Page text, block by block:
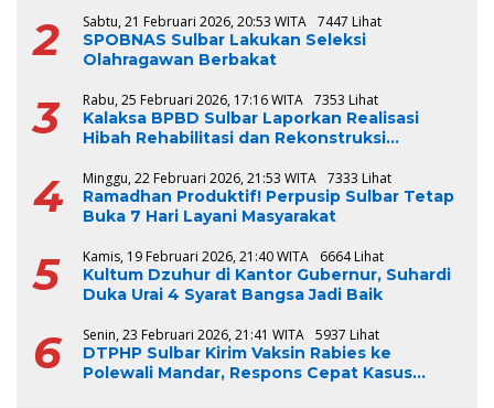
2 Sabtu, 21 Februari 2026, 20:53 WITA 7447 Lihat
SPOBNAS Sulbar Lakukan Seleksi
Olahragawan Berbakat
3 Rabu, 25 Februari 2026, 17:16 WITA 7353 Lihat
Kalaksa BPBD Sulbar Laporkan Realisasi
Hibah Rehabilitasi dan Rekonstruksi
4 Minggu, 22 Februari 2026, 21:53 WITA 7333 Lihat
Ramadhan Produktif! Perpusip Sulbar Tetap
Buka 7 Hari Layani Masyarakat
5 Kamis, 19 Februari 2026, 21:40 WITA 6664 Lihat
Kultum Dzuhur di Kantor Gubernur, Suhardi
Duka Urai 4 Syarat Bangsa Jadi Baik
6 Senin, 23 Februari 2026, 21:41 WITA 5937 Lihat
DTPHP Sulbar Kirim Vaksin Rabies ke
Polewali Mandar, Respons Cepat Kasus